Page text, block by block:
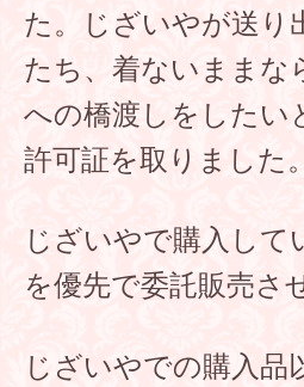
た。じざいやが送り
たち、着ないままな
への橋渡しをしたい
許可証を取りました。
じざいやで購入して
を優先で委託販売さ
じざいやでの購入